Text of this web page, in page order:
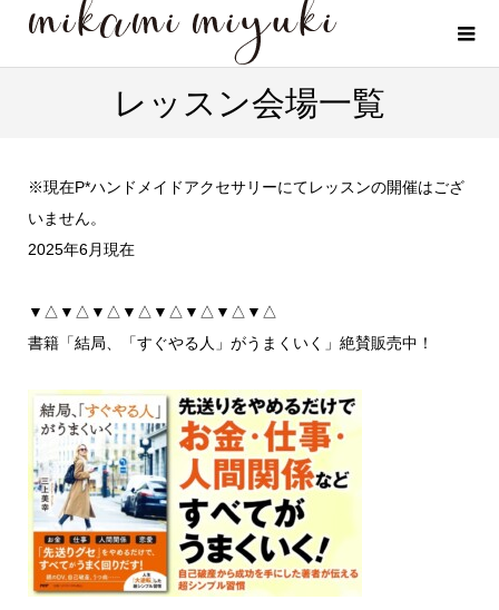
レッスン会場一覧
※現在P*ハンドメイドアクセサリーにてレッスンの開催はござ
いません。
2025年6月現在
▼△▼△▼△▼△▼△▼△▼△▼△
書籍「結局、「すぐやる人」がうまくいく」絶賛販売中！